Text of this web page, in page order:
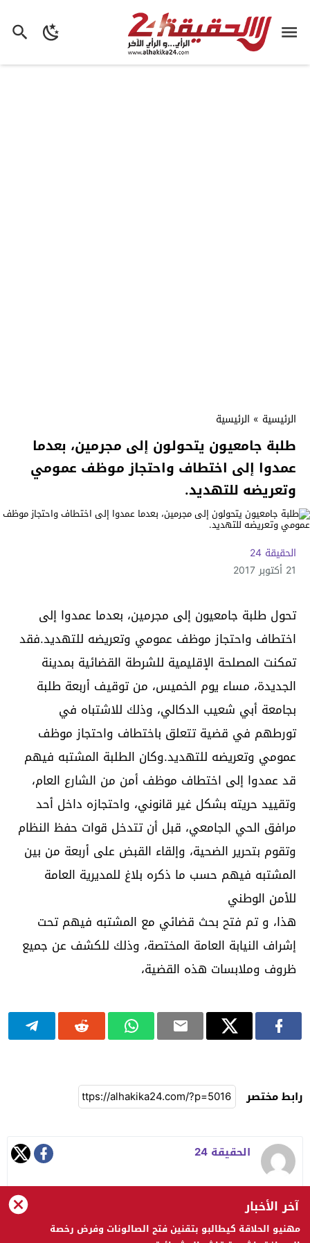
الرئيسية » الرئيسية
طلبة جامعيون يتحولون إلى مجرمين، بعدما
عمدوا إلى اختطاف واحتجاز موظف عمومي
وتعريضه للتهديد.
الحقيقة 24
21 أكتوبر 2017
تحول طلبة جامعيون إلى مجرمين، بعدما عمدوا إلى
اختطاف واحتجاز موظف عمومي وتعريضه للتهديد.فقد
تمكنت المصلحة الإقليمية للشرطة القضائية بمدينة
الجديدة، مساء يوم الخميس، من توقيف أربعة طلبة
بجامعة أبي شعيب الدكالي، وذلك للاشتباه في
تورطهم في قضية تتعلق باختطاف واحتجاز موظف
عمومي وتعريضه للتهديد.وكان الطلبة المشتبه فيهم
قد عمدوا إلى اختطاف موظف أمن من الشارع العام،
وتقييد حريته بشكل غير قانوني، واحتجازه داخل أحد
مرافق الحي الجامعي، قبل أن تتدخل قوات حفظ النظام
وتقوم بتحرير الضحية، وإلقاء القبض على أربعة من بين
المشتبه فيهم حسب ما ذكره بلاغ للمديرية العامة
للأمن الوطني
هذا، و تم فتح بحث قضائي مع المشتبه فيهم تحت
إشراف النيابة العامة المختصة، وذلك للكشف عن جميع
ظروف وملابسات هذه القضية،
رابط مختصر
الحقيقة 24
الحقيقة 24 © 2023 جميع الحقوق محفوظة
آخر الأخبار
مهنيو الحلاقة كيطالبو بتقنين فتح الصالونات وفرض رخصة